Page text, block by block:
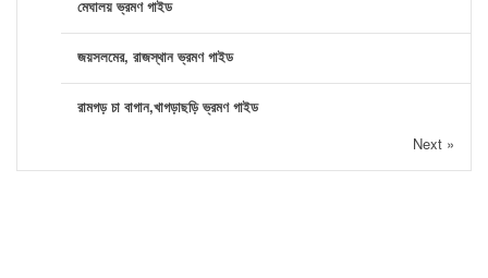
মেঘালয় ভ্রমণ গাইড
জয়সলমের, রাজস্থান ভ্রমণ গাইড
রামগড় চা বাগান,খাগড়াছড়ি ভ্রমণ গাইড
Next »